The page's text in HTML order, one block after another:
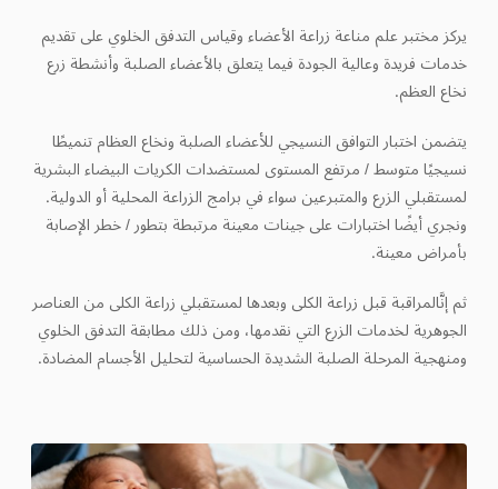
يركز مختبر علم مناعة زراعة الأعضاء وقياس التدفق الخلوي على تقديم
خدمات فريدة وعالية الجودة فيما يتعلق بالأعضاء الصلبة وأنشطة زرع
نخاع العظم.
يتضمن اختبار التوافق النسيجي للأعضاء الصلبة ونخاع العظام تنميطًا
نسيجيًا متوسط / مرتفع المستوى لمستضدات الكريات البيضاء البشرية
لمستقبلي الزرع والمتبرعين سواء في برامج الزراعة المحلية أو الدولية.
ونجري أيضًا اختبارات على جينات معينة مرتبطة بتطور / خطر الإصابة
بأمراض معينة.
ثم إنَّالمراقبة قبل زراعة الكلى وبعدها لمستقبلي زراعة الكلى من العناصر
الجوهرية لخدمات الزرع التي نقدمها، ومن ذلك مطابقة التدفق الخلوي
ومنهجية المرحلة الصلبة الشديدة الحساسية لتحليل الأجسام المضادة.